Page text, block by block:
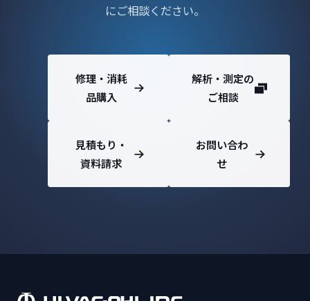
にご相談ください。
修理・消耗
品購入
解析・測定の
ご相談
見積もり・
資料請求
お問い合わ
せ